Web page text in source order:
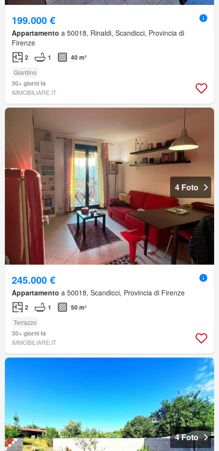
199.000 €
Appartamento a 50018, Rinaldi, Scandicci, Provincia di
Firenze
2 1 40 m²
Giardino
30+ giorni fa
IMMOBILIARE.IT
4 Foto
245.000 €
Appartamento a 50018, Scandicci, Provincia di Firenze
2 1 50 m²
Terrazzo
30+ giorni fa
IMMOBILIARE.IT
4 Foto